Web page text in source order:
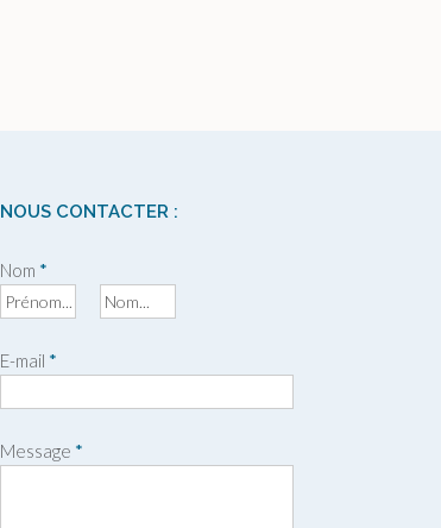
NOUS CONTACTER :
Nom *
é
E-mail *
Message *